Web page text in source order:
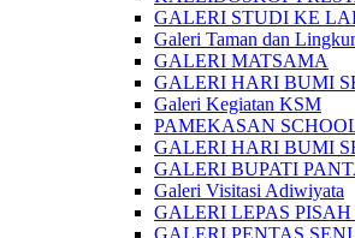
GALERI STUDI KE
Galeri Taman dan
GALERI MATSAMA
GALERI HARI BUMI
Galeri Kegiatan KSM
PAMEKASAN
GALERI HARI BUMI
GALERI BUPATI
Galeri Visitasi Adiwiyata
GALERI LEPAS PISAH
GALERI PENTAS SENI